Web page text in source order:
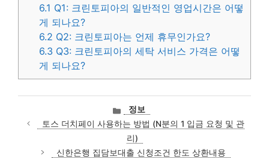
6.1 Q1: 크린토피아의 일반적인 영업시간은 어떻
게 되나요?
6.2 Q2: 크린토피아는 언제 휴무인가요?
6.3 Q3: 크린토피아의 세탁 서비스 가격은 어떻
게 되나요?
카
테
고
리
정보
토스 더치페이 사용하는 방법 (N분의 1 입금 요청 및 관
리)
신한은행 집담보대출 신청조건 한도 상환내용